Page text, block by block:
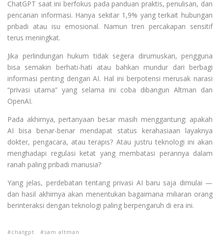
ChatGPT saat ini berfokus pada panduan praktis, penulisan, dan
pencarian informasi. Hanya sekitar 1,9% yang terkait hubungan
pribadi atau isu emosional. Namun tren percakapan sensitif
terus meningkat.
Jika perlindungan hukum tidak segera dirumuskan, pengguna
bisa semakin berhati-hati atau bahkan mundur dari berbagi
informasi penting dengan AI. Hal ini berpotensi merusak narasi
“privasi utama” yang selama ini coba dibangun Altman dan
OpenAI.
Pada akhirnya, pertanyaan besar masih menggantung: apakah
AI bisa benar-benar mendapat status kerahasiaan layaknya
dokter, pengacara, atau terapis? Atau justru teknologi ini akan
menghadapi regulasi ketat yang membatasi perannya dalam
ranah paling pribadi manusia?
Yang jelas, perdebatan tentang privasi AI baru saja dimulai —
dan hasil akhirnya akan menentukan bagaimana miliaran orang
berinteraksi dengan teknologi paling berpengaruh di era ini.
chatgpt sam altman